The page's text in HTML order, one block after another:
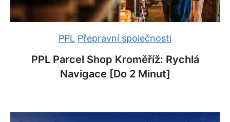
PPL Přepravní společnosti
PPL Parcel Shop Kroměříž: Rychlá
Navigace [do 2 Minut]